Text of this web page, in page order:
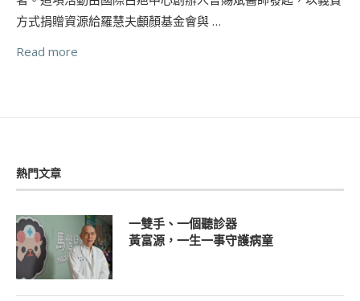
方式捐贈資源給羅慧夫顱顏基金會與 …
Read more
熱門文章
一雙手、一個聽診器
黃富源，一生一事守護病童